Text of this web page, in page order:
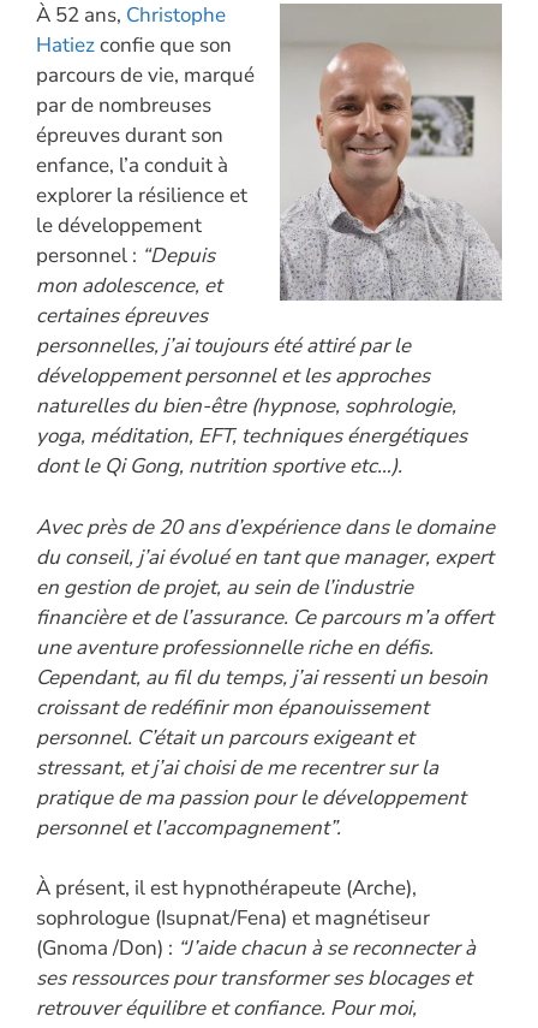
À 52 ans, Christophe
Hatiezconfie que son
parcours de vie, marqué
par de nombreuses
épreuves durant son
enfance, l’a conduit à
explorer la résilience et
le développement
personnel : “Depuis
mon adolescence, et
certaines épreuves
personnelles, j’ai toujours été attiré par le
développement personnel et les approches
naturelles du bien-être (hypnose, sophrologie,
yoga, méditation, EFT, techniques énergétiques
dont le Qi Gong, nutrition sportive etc…).
Avec près de 20 ans d’expérience dans le domaine
du conseil, j’ai évolué en tant que manager, expert
en gestion de projet, au sein de l’industrie
financière et de l’assurance. Ce parcours m’a offert
une aventure professionnelle riche en défis.
Cependant, au fil du temps, j’ai ressenti un besoin
croissant de redéfinir mon épanouissement
personnel. C’était un parcours exigeant et
stressant, et j’ai choisi de me recentrer sur la
pratique de ma passion pour le développement
personnel et l’accompagnement”.
À présent, il est hypnothérapeute (Arche),
sophrologue (Isupnat/Fena) et magnétiseur
(Gnoma /Don) : “J’aide chacun à se reconnecter à
ses ressources pour transformer ses blocages et
retrouver équilibre et confiance. Pour moi,